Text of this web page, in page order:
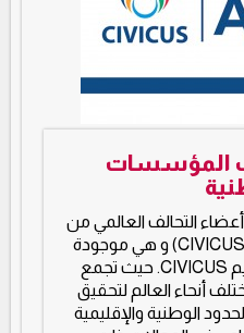
المؤسسات
التحالف العالمي من
أجل مشاركة المواطنين (CIVICUS) و هي موجودة
للمضي قدما برسالة وقيم CIVICUS. حيث تجمع
أنحاء العالم لتحقيق
الوطنية والإقليمية